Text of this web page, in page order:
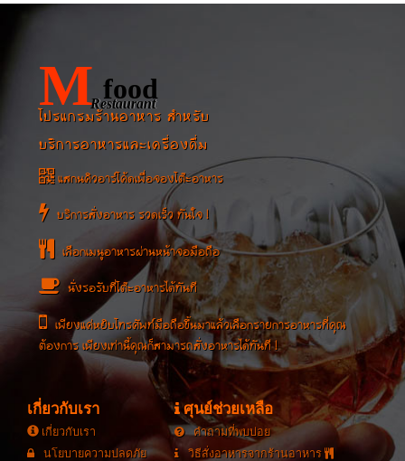
M food
Restaurant
โปรแกรมร้านอาหาร สำหรับ
บริการอาหารและเครื่องดื่ม
แสกนคิวอาร์โค้ดเพื่อจองโต๊ะอาหาร
บริการสั่งอาหาร รวดเร็ว ทันใจ !
เลือกเมนูอาหารผ่านหน้าจอมือถือ
นั่งรอรับที่โต๊ะอาหารได้ทันที
เพียงแค่หยิบโทรศัพท์มือถือขึ้นมาแล้วเลือกรายการอาหารที่คุณ
ต้องการ เพียงเท่านี้คุณก็สามารถสั่งอาหารได้ทันที !
เกี่ยวกับเรา
เกี่ยวกับเรา
นโยบายความปลดภัย
ศุนย์ช่วยเหลือ
คำถามที่พบบ่อย
วิธีสั่งอาหารจากร้านอาหาร